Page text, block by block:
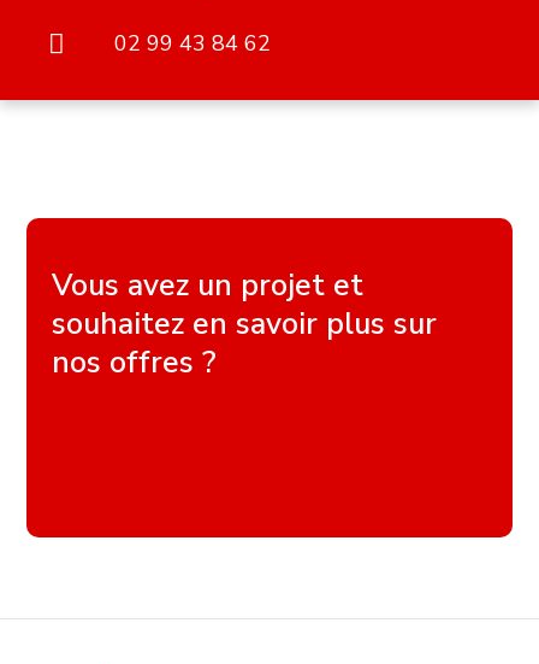
02 99 43 84 62
Vous avez un projet et
souhaitez en savoir plus sur
nos offres ?